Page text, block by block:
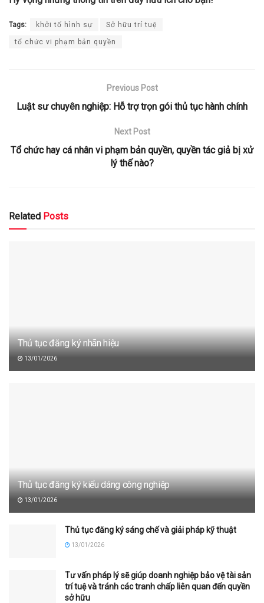
Tags: khởi tố hình sự Sở hữu trí tuệ
tổ chức vi phạm bản quyền
Previous Post
Luật sư chuyên nghiệp: Hỗ trợ trọn gói thủ tục hành chính
Next Post
Tổ chức hay cá nhân vi phạm bản quyền, quyền tác giả bị xử
lý thế nào?
Related Posts
Thủ tục đăng ký nhãn hiệu
13/01/2026
Thủ tục đăng ký kiểu dáng công nghiệp
13/01/2026
Thủ tục đăng ký sáng chế và giải pháp kỹ thuật
13/01/2026
Tư vấn pháp lý sẽ giúp doanh nghiệp bảo vệ tài sản
trí tuệ và tránh các tranh chấp liên quan đến quyền
sở hữu